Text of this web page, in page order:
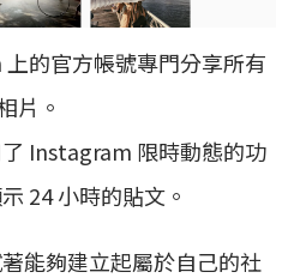
的官方帳號專門分享所有
片。
Instagram 限時動態的功
24 小時的貼文。
能夠建立起屬於自己的社